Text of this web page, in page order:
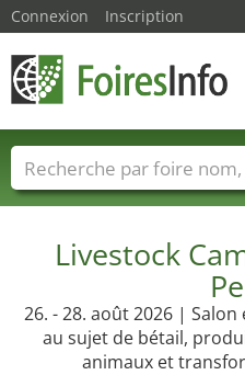
Livestock
26. - 28. août 2026 |
au sujet de bétail,
animaux et
Connexion Inscription
Foire noms Pays